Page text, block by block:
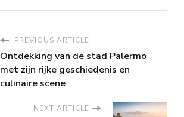
PREVIOUS ARTICLE
Ontdekking van de stad Palermo
met zijn rijke geschiedenis en
culinaire scene
NEXT ARTICLE